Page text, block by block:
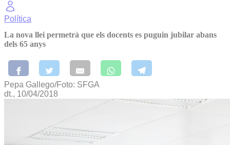
Política
La nova llei permetrà que els docents es puguin jubilar abans
dels 65 anys
Pepa Gallego/Foto: SFGA
dt., 10/04/2018